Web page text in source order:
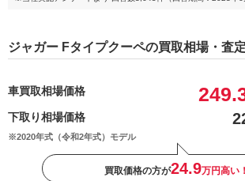
ジャガー Fタイプクーペの買取相場・査
車買取相場価格
下取り相場価格
※2020年式（令和2年式）モデル
買取価格の方が24.9万円高い！